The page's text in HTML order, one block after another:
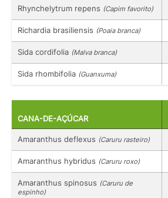
Rhynchelytrum repens (Capim favorito)
Richardia brasiliensis (Poaia branca)
Sida cordifolia (Malva branca)
Sida rhombifolia (Guanxuma)
CANA-DE-AÇÚCAR
Amaranthus deflexus (Caruru rasteiro)
Amaranthus hybridus (Caruru roxo)
Amaranthus spinosus (Caruru de
espinho)